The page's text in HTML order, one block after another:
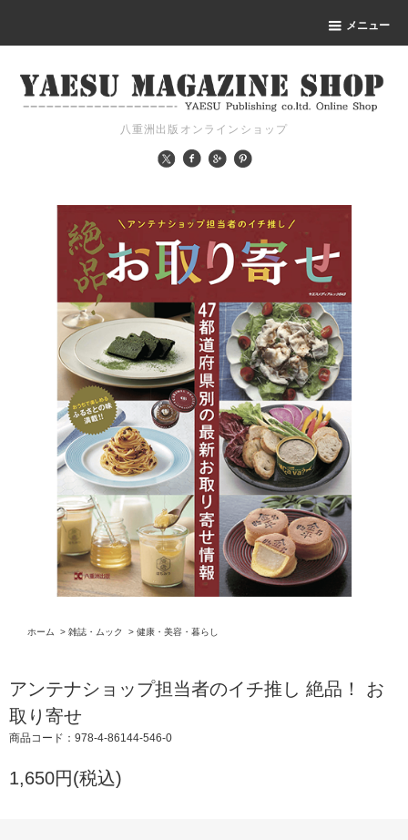
メニュー
八重洲出版オンラインショップ
ホーム > 雑誌・ムック > 健康・美容・暮らし
アンテナショップ担当者のイチ推し 絶品！ お
取り寄せ
商品コード：978-4-86144-546-0
1,650円(税込)